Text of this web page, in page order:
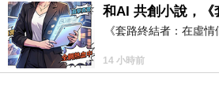
和AI 共創小說，《
《套路終結者：在虛
14 小時前